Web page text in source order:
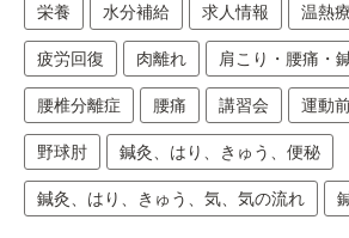
栄養 水分補給 求人情報 温熱
疲労回復 肉離れ 肩こり・腰痛・
腰椎分離症 腰痛 講習会 運動
野球肘 鍼灸、はり、きゅう、便秘
鍼灸、はり、きゅう、気、気の流れ